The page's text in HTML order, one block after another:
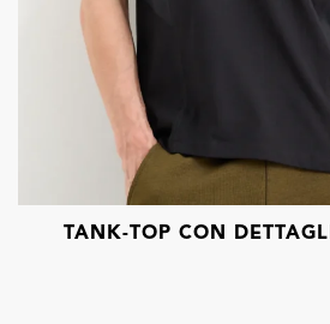
TANK-TOP CON